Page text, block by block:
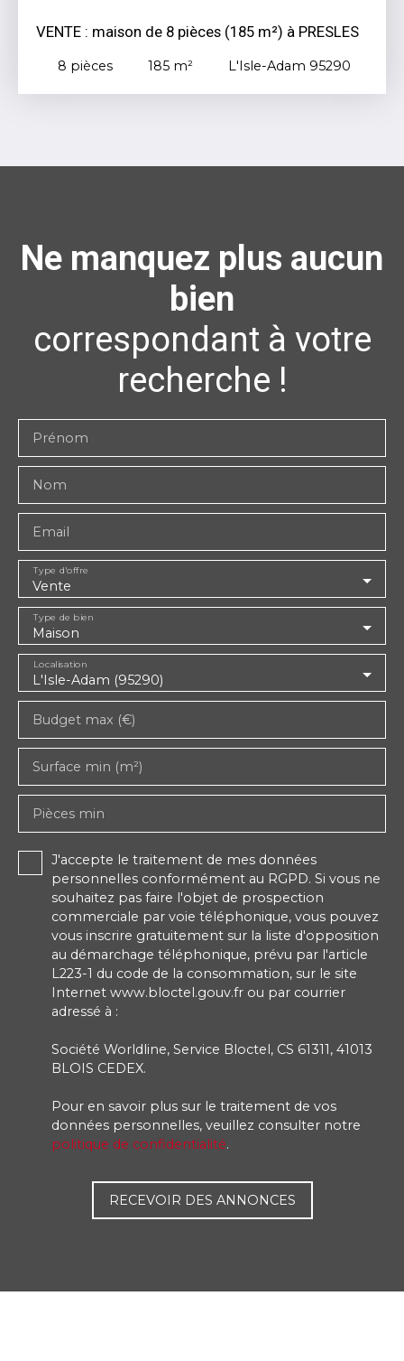
VENTE : maison de 8 pièces (185 m²) à PRESLES
8 pièces 185 m² L'Isle-Adam 95290
Ne manquez plus aucun
bien
correspondant à votre
recherche !
Prénom
Nom
Email
Vente
Type d'offre
Maison
Type de bien
L'Isle-Adam (95290)
Localisation
Budget max (€)
Surface min (m²)
Pièces min
J'accepte le traitement de mes données
personnelles conformément au RGPD. Si vous ne
souhaitez pas faire l'objet de prospection
commerciale par voie téléphonique, vous pouvez
vous inscrire gratuitement sur la liste d'opposition
au démarchage téléphonique, prévu par l'article
L223-1 du code de la consommation, sur le site
Internet www.bloctel.gouv.fr ou par courrier
adressé à :
Société Worldline, Service Bloctel, CS 61311, 41013
BLOIS CEDEX.
Pour en savoir plus sur le traitement de vos
données personnelles, veuillez consulter notre
politique de confidentialité.
RECEVOIR DES ANNONCES